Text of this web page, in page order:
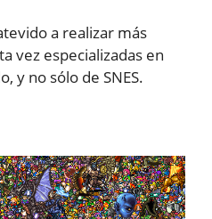
a realizar más
vez especializadas en
y no sólo de SNES.